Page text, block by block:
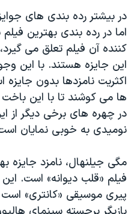
در بیشتر رده بندی های
اما در رده بندی بهترین
این جایزه هستند. با این
اکثریت نامزدها بدون
ها می کوشند تا با این باخت
در چهره های برخی دیگر از
نومیدی به خوبی نمایان
مگی جیلنهال، نامزد جایزه
فیلم «قلب دیوانه» است. این
پیری موسیقی «کانتری»